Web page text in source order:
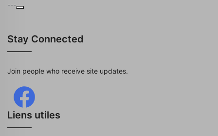
---
Stay Connected
Join people who receive site updates.
Liens utiles